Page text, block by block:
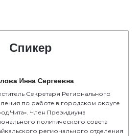
Спикер
Инна Сергеевна
Секретаря Регионального
по работе в городском округе
Чита». Член Президиума
политического совета
регионального отделения